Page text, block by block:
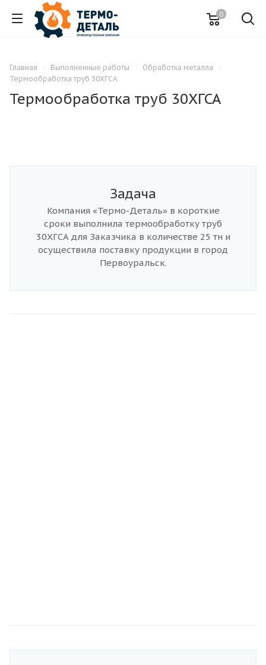
0
Главная Выполненные работы
Обработка металла
Термообработка труб 30ХГСА
Термообработка труб 30ХГСА
Задача
Компания «Термо-Деталь» в короткие
сроки выполнила термообработку труб
30ХГСА для Заказчика в количестве 25 тн и
осуществила поставку продукции в город
Первоуральск.